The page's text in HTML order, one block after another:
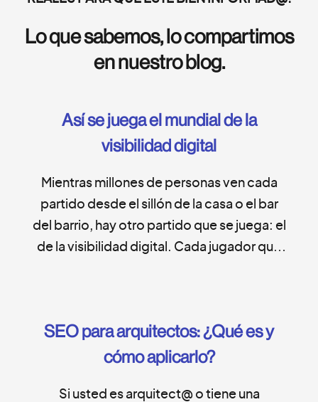
nuestros huéspedes desde
canales digitales.
Lo que sabemos, lo compartimos
en nuestro blog.
Así se juega el mundial de la
visibilidad digital
Mientras millones de personas ven cada
partido desde el sillón de la casa o el bar
del barrio, hay otro partido que se juega: el
de la visibilidad digital. Cada jugador que
tiene […]
SEO para arquitectos: ¿Qué es y
cómo aplicarlo?
Si usted es arquitect@ o tiene una